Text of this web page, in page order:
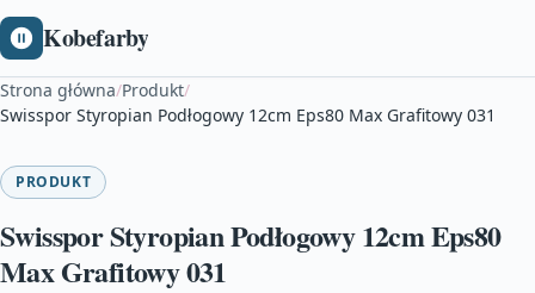
Kobefarby
Strona główna/Produkt/
Swisspor Styropian Podłogowy 12cm Eps80 Max Grafitowy 031
PRODUKT
Swisspor Styropian Podłogowy 12cm Eps80
Max Grafitowy 031